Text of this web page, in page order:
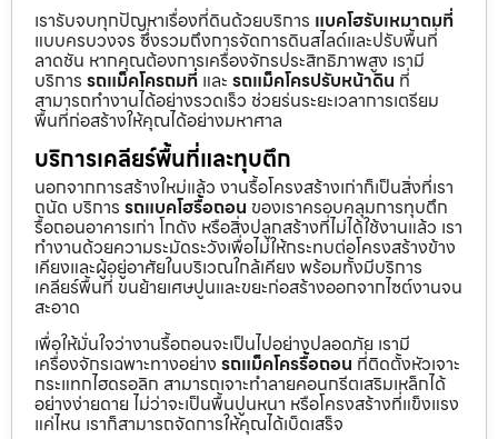
เรารับจบทุกปัญหาเรื่องที่ดินด้วยบริการ แบคโฮรับเหมาถมที่
แบบครบวงจร ซึ่งรวมถึงการจัดการดินสไลด์และปรับพื้นที่
ลาดชัน หากคุณต้องการเครื่องจักรประสิทธิภาพสูง เรามี
บริการ รถแม็คโครถมที่ และ รถแม็คโครปรับหน้าดิน ที่
สามารถทำงานได้อย่างรวดเร็ว ช่วยร่นระยะเวลาการเตรียม
พื้นที่ก่อสร้างให้คุณได้อย่างมหาศาล
บริการเคลียร์พื้นที่และทุบตึก
นอกจากการสร้างใหม่แล้ว งานรื้อโครงสร้างเก่าก็เป็นสิ่งที่เรา
ถนัด บริการ รถแบคโฮรื้อถอน ของเราครอบคลุมการทุบตึก
รื้อถอนอาคารเก่า โกดัง หรือสิ่งปลูกสร้างที่ไม่ได้ใช้งานแล้ว เรา
ทำงานด้วยความระมัดระวังเพื่อไม่ให้กระทบต่อโครงสร้างข้าง
เคียงและผู้อยู่อาศัยในบริเวณใกล้เคียง พร้อมทั้งมีบริการ
เคลียร์พื้นที่ ขนย้ายเศษปูนและขยะก่อสร้างออกจากไซต์งานจน
สะอาด
เพื่อให้มั่นใจว่างานรื้อถอนจะเป็นไปอย่างปลอดภัย เรามี
เครื่องจักรเฉพาะทางอย่าง รถแม็คโครรื้อถอน ที่ติดตั้งหัวเจาะ
กระแทกไฮดรอลิก สามารถเจาะทำลายคอนกรีตเสริมเหล็กได้
อย่างง่ายดาย ไม่ว่าจะเป็นพื้นปูนหนา หรือโครงสร้างที่แข็งแรง
แค่ไหน เราก็สามารถจัดการให้คุณได้เบ็ดเสร็จ